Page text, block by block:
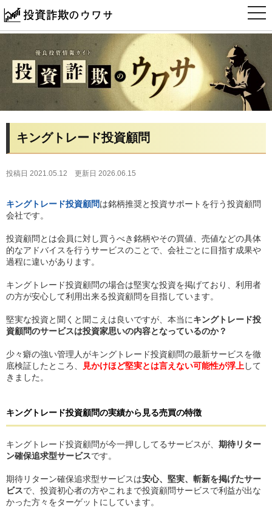
t
o
g
a
i
a
キングトレード投資顧問
投稿日 2021.05.12 更新日 2026.06.15
キングトレード投資顧問は銘柄推奨と投資サポートを行う投資顧問
会社です。
投資顧問とは会員に対し買うべき銘柄やその買値、売値などの具体
的なアドバイスを行うサービスのことで、会社ごとに目指す成果や
過程に違いがあります。
キングトレード投資顧問の場合は堅実な投資を掲げており、利用者
の方が安心して利用出来る投資顧問を目指しています。
堅実な投資と聞くと聞こえは良いですが、本当にキングトレード投
資顧問のサービスは投資家思いの内容となっているのか？
少々癖の強い管理人がキングトレード投資顧問の最新サービスを徹
底検証したところ、
見かけほど堅実とは言えない可能性が浮上 して
きました。
キングトレード投資顧問の実績から見る売買の特徴
キングトレード投資顧問が今一押ししてるサービスが、 期待リター
ン確保追求型サービスです。
期待リターン確保追求型サービスは安心、堅実、斬新を掲げたサー
ビスで、投資初心者の方やこれまで投資顧問サービスで利益が出な
かった方々をターゲットにしています。